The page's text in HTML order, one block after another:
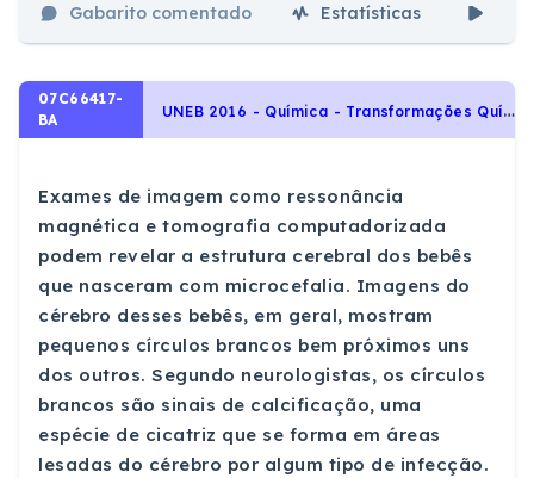
Gabarito comentado Estatísticas
07C66417-
BA
U
NEB 2016 - Química - Transformações Químicas: elementos químicos, tabela periódica e reações químicas, Relações da Química com as Tecnologias, a Sociedade e o Meio Ambiente, Transformações Químicas
Exames de imagem como ressonância
magnética e tomografia computadorizada
podem revelar a estrutura cerebral dos bebês
que nasceram com microcefalia. Imagens do
cérebro desses bebês, em geral, mostram
pequenos círculos brancos bem próximos uns
dos outros. Segundo neurologistas, os círculos
brancos são sinais de calcificação, uma
espécie de cicatriz que se forma em áreas
lesadas do cérebro por algum tipo de infecção.